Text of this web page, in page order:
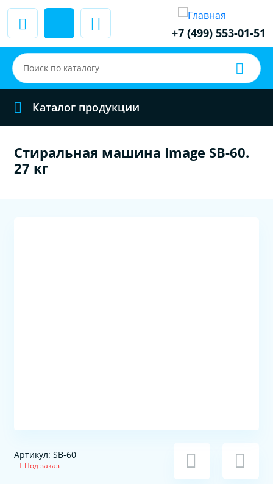
+7 (499) 553-01-51
Каталог продукции
Стиральная машина Image SB-60.
27 кг
Артикул: SB-60
Под заказ